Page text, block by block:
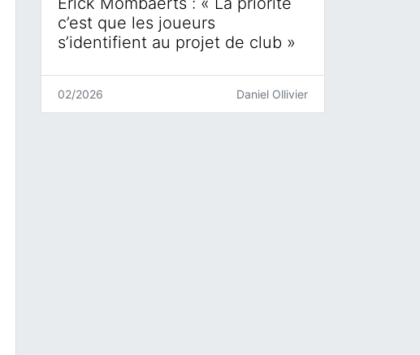
c’est que les joueurs
s’identifient au projet de club »
02/2026 Daniel Ollivier